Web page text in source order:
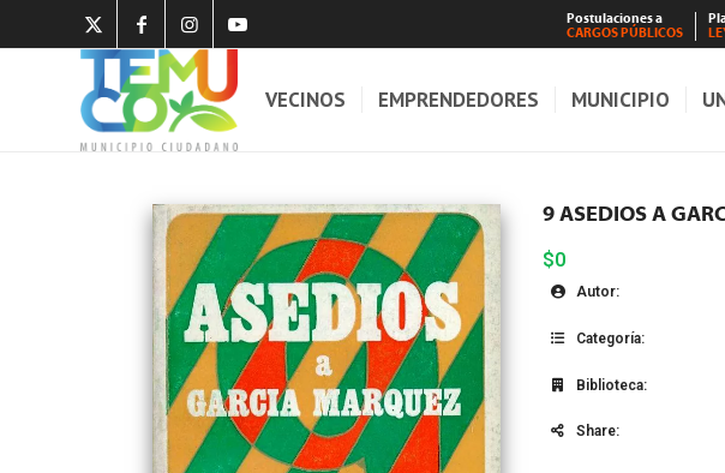
Postulaciones a
CARGOS PÚBLICOS
VECINOS EMPRENDEDORES MUNICIPIO
9 ASEDIOS A
$0
Autor:
Categoría:
Biblioteca:
Share: